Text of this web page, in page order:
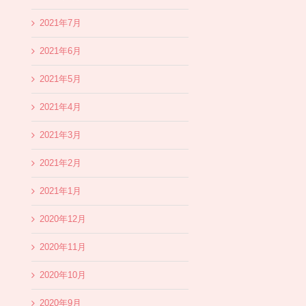
2021年7月
2021年6月
2021年5月
2021年4月
2021年3月
2021年2月
2021年1月
2020年12月
2020年11月
2020年10月
2020年9月